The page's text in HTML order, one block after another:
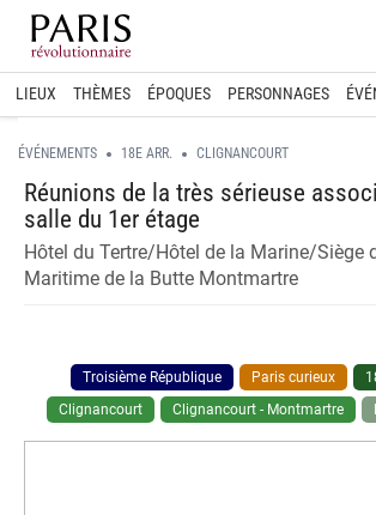
Home
LIEUX THÈMES ÉPOQUES PERSONNAGES
ÉVÉNEMENTS 18E ARR. CLIGNANCOURT
Réunions de la très sérieuse
salle du 1er étage
Hôtel du Tertre/Hôtel de la Marine/Siège
Maritime de la Butte Montmartre
Troisième République
Paris curieux
Clignancourt
Clignancourt - Montmartre